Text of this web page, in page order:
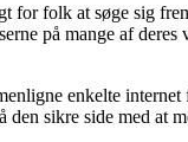
for folk at søge sig
på mange af
enkelte
sikre side med at